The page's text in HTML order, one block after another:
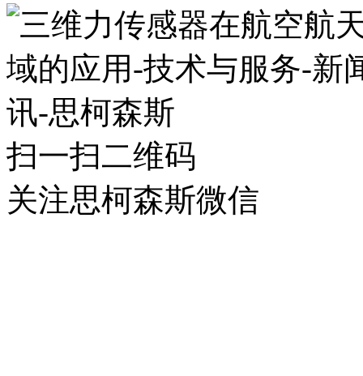
扫一扫二维码
关注思柯森斯微信